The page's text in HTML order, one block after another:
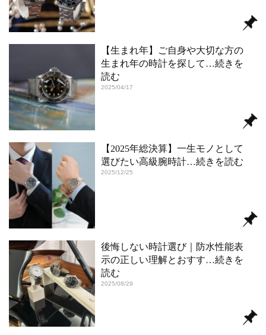
【生まれ年】ご自身や大切な方の
生まれ年の時計を探して…続きを
読む
2025/04/17
【2025年総決算】一生モノとして
選びたい高級腕時計…続きを読む
2025/12/25
後悔しない時計選び｜防水性能表
示の正しい理解とおすす…続きを
読む
2025/08/29